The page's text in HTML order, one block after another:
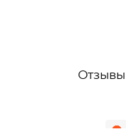
Отзывы